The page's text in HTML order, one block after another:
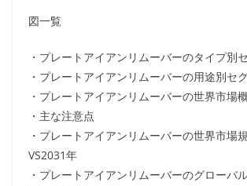
図一覧
・プレートアイアンリムーバーのタイプ別
・プレートアイアンリムーバーの用途別セ
・プレートアイアンリムーバーの世界市場
・主な注意点
・プレートアイアンリムーバーの世界市場
VS2031年
・プレートアイアンリムーバーのグローバ